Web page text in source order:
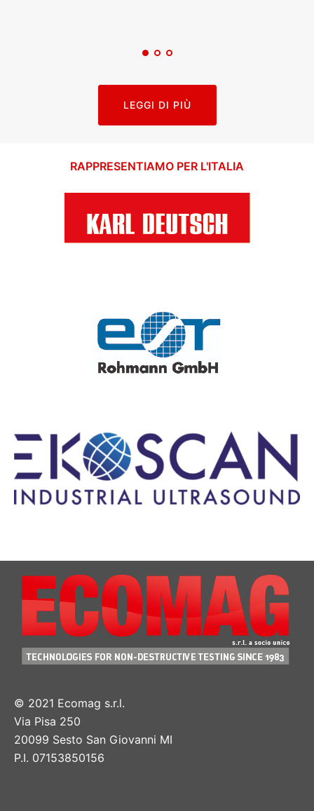
LEGGI DI PIÙ
RAPPRESENTIAMO PER L'ITALIA
© 2021 Ecomag s.r.l.
Via Pisa 250
20099 Sesto San Giovanni MI
P.I. 07153850156